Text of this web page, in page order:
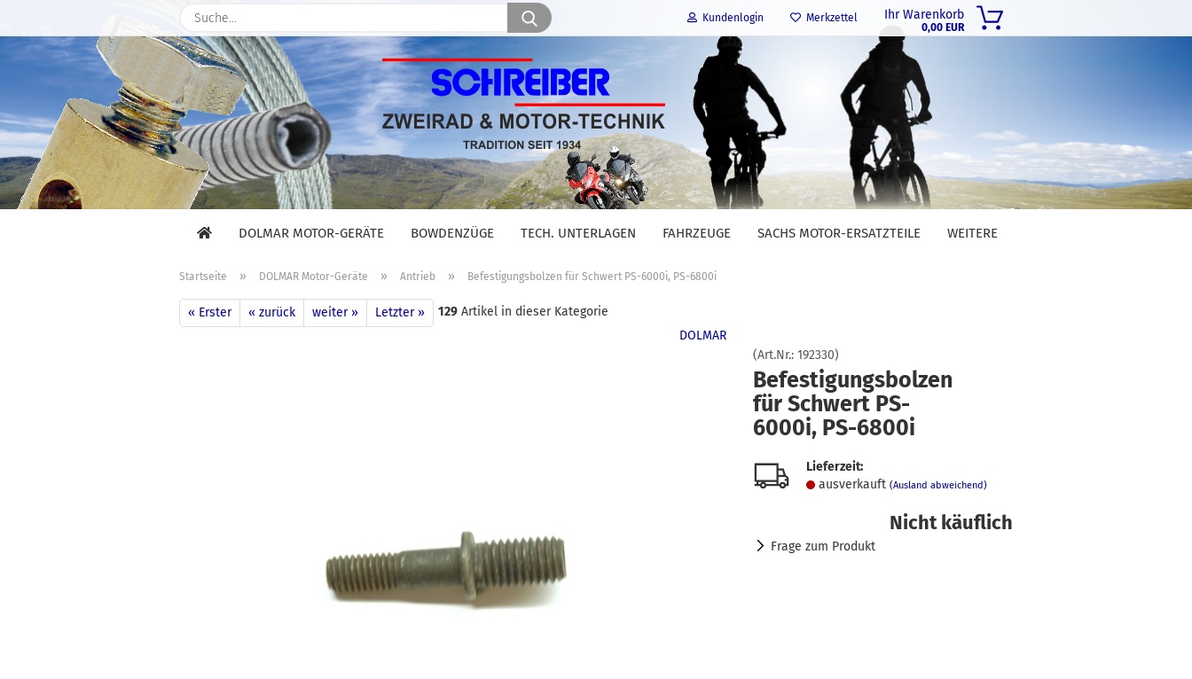
Kundenlogin
E-Mail
Passwort
Konto erstellen
Merkzettel
Suche... Ihr Warenkorb
0,00 EUR
DOLMAR MOTOR-GERÄTE BOWDENZÜGE TECH. UNTERLAGEN FAHRZEUGE SACHS MOTOR-ERSATZTEILE WEITERE
Startseite » DOLMAR Motor-Geräte » Antrieb » Befestigungsbolzen für Schwert PS-6000i, PS-6800i
« Erster « zurück weiter » Letzter » 129 Artikel in dieser Kategorie
DOLMAR
(Art.Nr.: 192330)
Befestigungsbolzen
für Schwert PS-
6000i, PS-6800i
Lieferzeit:
ausverkauft (Ausland abweichend)
Nicht käuflich
Frage zum Produkt